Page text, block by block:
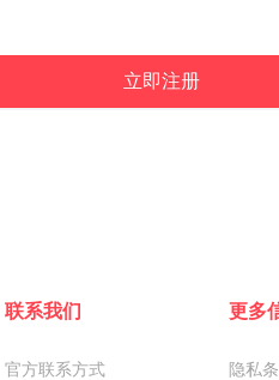
立即注册
联系我们
官方联系方式
更多
隐私